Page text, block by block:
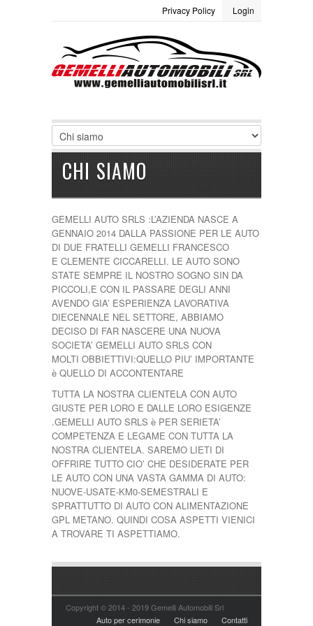
LOGIN
Username :
Ricordami
Login
Privacy Policy
CHI SIAMO
GEMELLI AUTO SRLS :L’AZIENDA NASCE A
GENNAIO 2014 DALLA PASSIONE PER LE AUTO
DI DUE FRATELLI GEMELLI FRANCESCO
E CLEMENTE CICCARELLI. LE AUTO SONO
STATE SEMPRE IL NOSTRO SOGNO SIN DA
PICCOLI,E CON IL PASSARE DEGLI ANNI
AVENDO GIA’ ESPERIENZA LAVORATIVA
DIECENNALE NEL SETTORE, ABBIAMO
DECISO DI FAR NASCERE UNA NUOVA
SOCIETA’ GEMELLI AUTO SRLS CON
MOLTI OBBIETTIVI:QUELLO PIU’ IMPORTANTE
è QUELLO DI ACCONTENTARE
TUTTA LA NOSTRA CLIENTELA CON AUTO
GIUSTE PER LORO E DALLE LORO ESIGENZE
.GEMELLI AUTO SRLS è PER SERIETA’
COMPETENZA E LEGAME CON TUTTA LA
NOSTRA CLIENTELA. SAREMO LIETI DI
OFFRIRE TUTTO CIO’ CHE DESIDERATE PER
LE AUTO CON UNA VASTA GAMMA DI AUTO:
NUOVE-USATE-KM0-SEMESTRALI E
SPRATTUTTO DI AUTO CON ALIMENTAZIONE
GPL METANO. QUINDI COSA ASPETTI VIENICI
A TROVARE TI ASPETTIAMO.
Copyright © 2014 - 2019 Gemelli Automobili Srl
Auto per cerimonie
Chi siamo Contatti